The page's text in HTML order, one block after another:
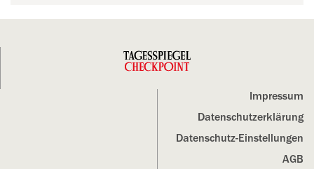
Impressum
Datenschutz­erklärung
Datenschutz-Einstellungen
AGB